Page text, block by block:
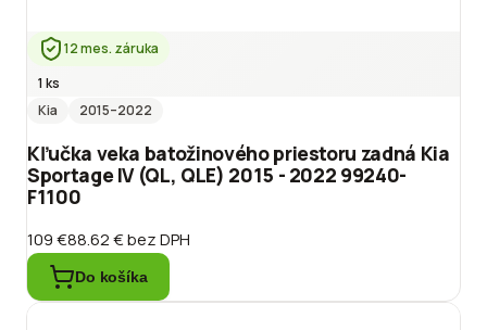
12 mes. záruka
1 ks
Kia
2015–2022
Kľučka veka batožinového priestoru zadná Kia
Sportage IV (QL, QLE) 2015 - 2022 99240-
F1100
109 €88.62 €bez DPH
Do košíka